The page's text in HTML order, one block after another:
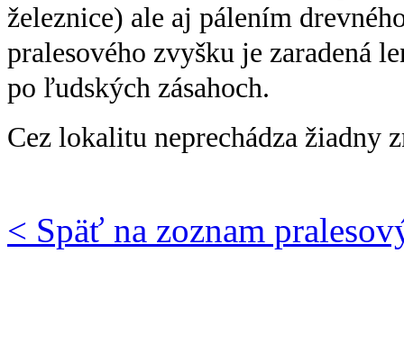
železnice) ale aj pálením
pralesového zvyšku je zaradená
po ľudských zásahoch.
Cez lokalitu neprechádza žiadny
< Späť na zoznam